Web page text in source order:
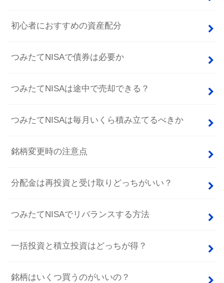
初心者におすすめの資産配分
つみたてNISAで債券は必要か
つみたてNISAは途中で売却できる？
つみたてNISAは毎月いくら積み立てるべきか
銘柄変更時の注意点
分配金は再投資と受け取りどっちがいい？
つみたてNISAでリバランスする方法
一括投資と積立投資はどっちが得？
銘柄はいくつ買うのがいいの？